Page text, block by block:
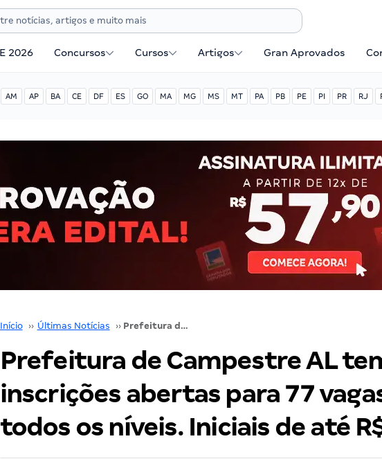
2026 Concursos Cursos Artigos Gran Aprovados
AM AP BA CE DF ES GO MA MG MS MT PA PB PE PI PR RJ
Início ›› Últimas Notícias ›› Prefeitura de Campestre AL tem inscrições abertas para 77 vagas em todos os níveis. Iniciais de até R$ 3,7 mil
Prefeitura de Campestre AL
inscrições abertas para 77
todos os níveis. Iniciais de até